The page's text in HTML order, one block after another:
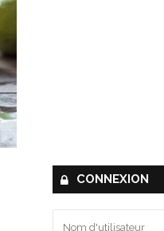
CONNEXION